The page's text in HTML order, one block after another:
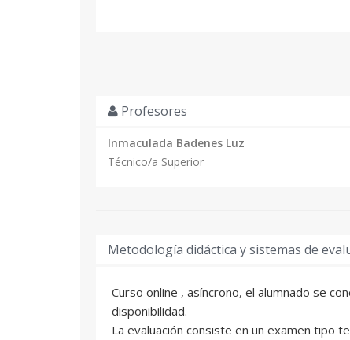
Profesores
Inmaculada Badenes Luz
Técnico/a Superior
Metodología didáctica y sistemas de
Curso online , asíncrono, el alumnado se
disponibilidad.
La evaluación consiste en un examen tipo